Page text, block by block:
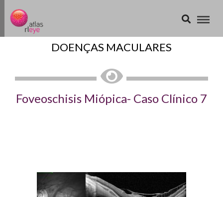
DOENÇAS MACULARES
Foveoschisis Miópica- Caso Clínico 7